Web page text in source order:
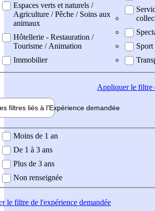
Espaces verts et naturels /
Agriculture / Pêche / Soins aux
animaux
Hôtellerie - Restauration /
Tourisme / Animation
Immobilier
Sport
Appliquerle filtre
filtres liés à l'Expérience demandée
demandée
Moins de 1 an
De 1 à 3 ans
Plus de 3 ans
Non renseignée
le filtre de l'expérience demandée